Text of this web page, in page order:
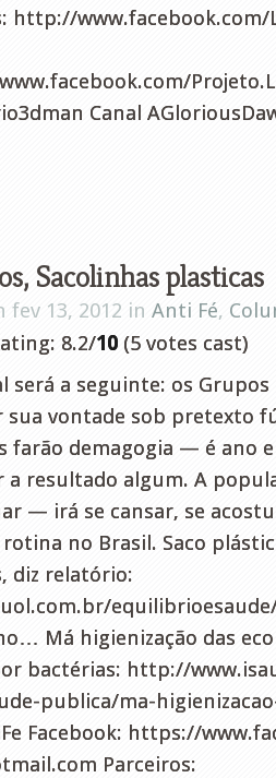
http://www.facebook.com/
Canal
Sacolinhas plasticas
fev 13, 2012 in Anti Fé,
8.2/10 (5 votes cast)
será a seguinte: os Grupos
sua vontade sob pretexto
farão demagogia — é ano
a resultado algum. A
— irá se cansar, se
rotina no Brasil. Saco
diz relatório:
equilibrioesaude/
Má higienização das
bactérias: http://
publica/ma-
Facebook: https://
Parceiros: